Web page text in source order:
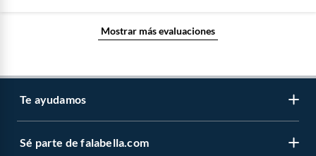
Mostrar más evaluaciones
Te ayudamos
Venta telefónica
Sé parte de falabella.com